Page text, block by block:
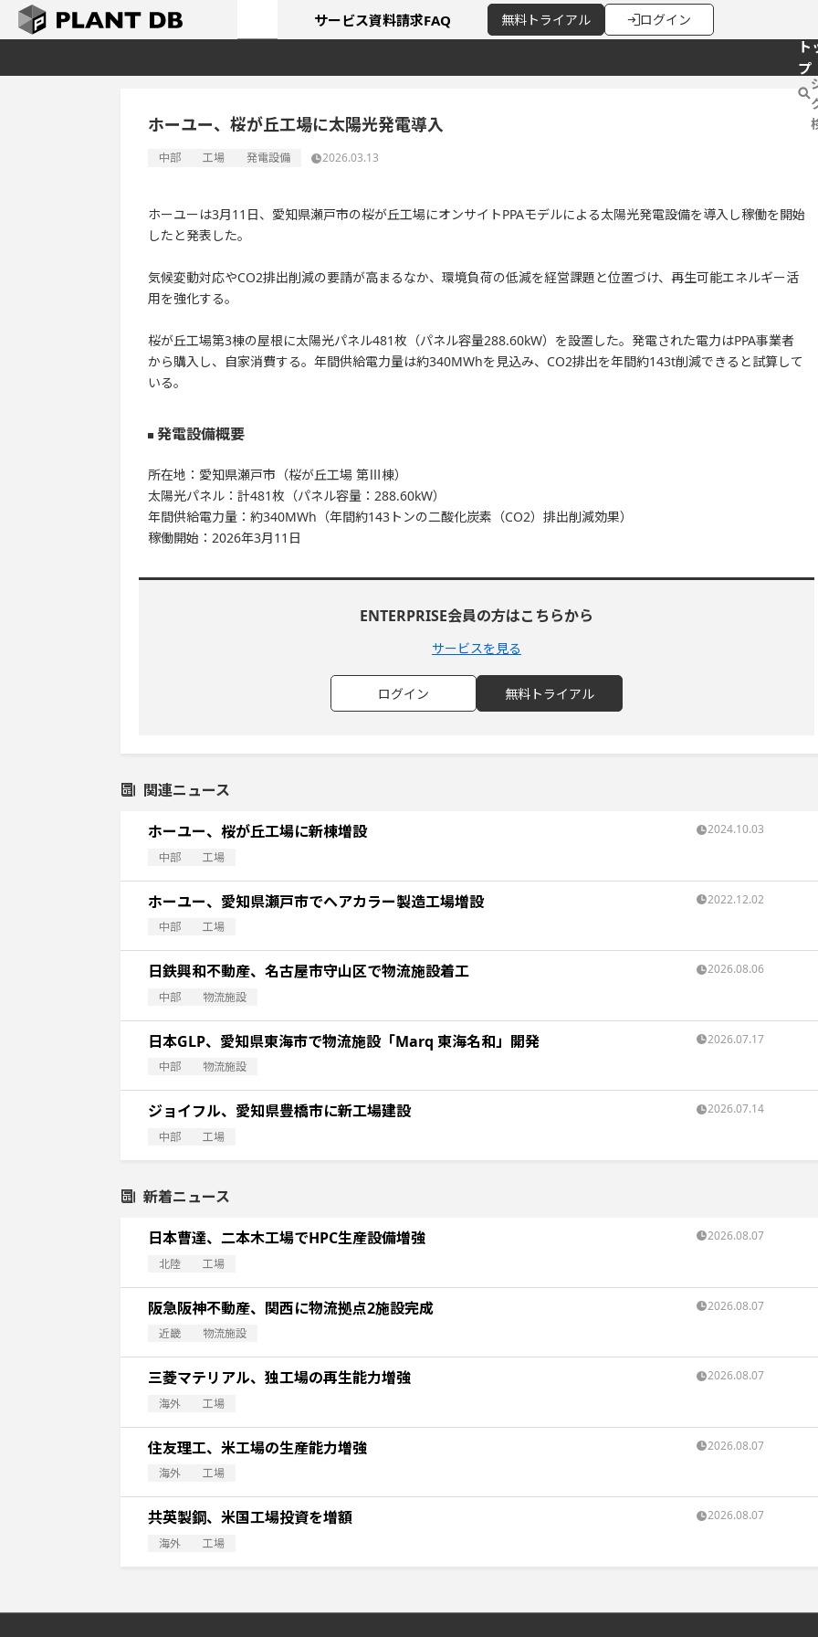
無料 トライアル ログイン
サービス資料請求FAQ
ト
プ
ホーユー、桜が丘工場に太陽光発電導入
中部 工場 発電設備 2026.03.13
ホーユーは3月11日、愛知県瀬戸市の桜が丘工場にオンサイトPPAモデルによる太陽光発電設備を導入し稼働を開始
したと発表した。
気候変動対応やCO2排出削減の要請が高まるなか、環境負荷の低減を経営課題と位置づけ、再生可能エネルギー活
用を強化する。
桜が丘工場第3棟の屋根に太陽光パネル481枚（パネル容量288.60kW）を設置した。発電された電力はPPA事業者
から購入し、自家消費する。年間供給電力量は約340MWhを見込み、CO2排出を年間約143t削減できると試算して
いる。
発電設備概要
所在地：愛知県瀬戸市（桜が丘工場 第Ⅲ棟）
太陽光パネル：計481枚（パネル容量：288.60kW）
年間供給電力量：約340MWh（年間約143トンの二酸化炭素（CO2）排出削減効果）
稼働開始：2026年3月11日
ENTERPRISE会員の方はこちらから
サービスを見る
ログイン 無料トライアル
関連ニュース
ホーユー、桜が丘工場に新棟増設
中部 工場
2024.10.03
ホーユー、愛知県瀬戸市でヘアカラー製造工場増設
中部 工場
2022.12.02
日鉄興和不動産、名古屋市守山区で物流施設着工
中部 物流施設
2026.08.06
日本GLP、愛知県東海市で物流施設「Marq 東海名和」開発
中部 物流施設
2026.07.17
ジョイフル、愛知県豊橋市に新工場建設
中部 工場
2026.07.14
新着ニュース
日本曹達、二本木工場でHPC生産設備増強
北陸 工場
2026.08.07
阪急阪神不動産、関西に物流拠点2施設完成
近畿 物流施設
2026.08.07
三菱マテリアル、独工場の再生能力増強
海外 工場
2026.08.07
住友理工、米工場の生産能力増強
海外 工場
2026.08.07
共英製鋼、米国工場投資を増額
海外 工場
2026.08.07